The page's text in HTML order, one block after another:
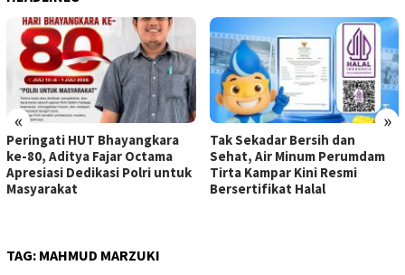
« »
Tak Sekadar Bersih dan
Sehat, Air Minum Perumdam
Tirta Kampar Kini Resmi
Bersertifikat Halal
PT Farika Riau Perkasa
Dukung Program Penghijauan
Bupati Kampar, Apresiasi
Peran Perumdam Tirta
TAG: MAHMUD MARZUKI